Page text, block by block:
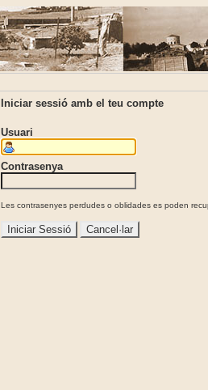
Iniciar sessió amb el teu compte
Usuari
Contrasenya
Les contrasenyes perdudes o oblidades es poden